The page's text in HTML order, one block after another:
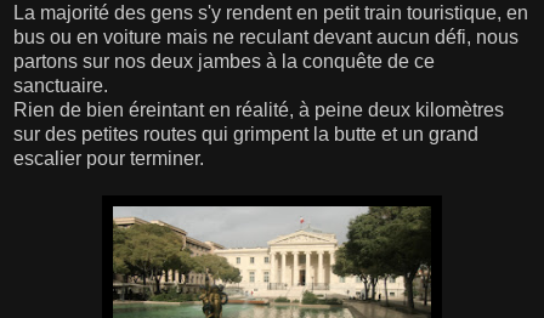
La majorité des gens s'y rendent en petit train touristique, en
bus ou en voiture mais ne reculant devant aucun défi, nous
partons sur nos deux jambes à la conquête de ce
sanctuaire.
Rien de bien éreintant en réalité, à peine deux kilomètres
sur des petites routes qui grimpent la butte et un grand
escalier pour terminer.